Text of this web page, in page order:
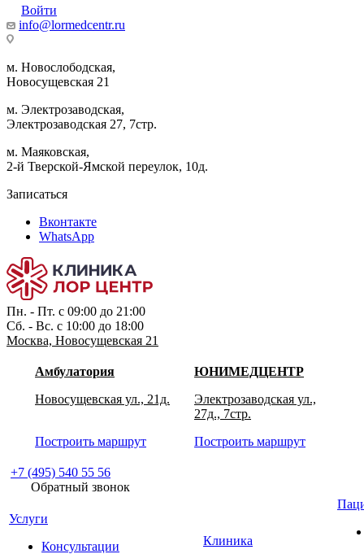
Войти
info@lormedcentr.ru
м. Новослободская,
Новосущевская 21
м. Электрозаводская,
Электрозаводская 27, 7стр.
м. Маяковская,
2-й Тверской-Ямской переулок, 10д.
Записаться
Вконтакте
WhatsApp
Пн. - Пт. с 09:00 до 21:00
Сб. - Вс. с 10:00 до 18:00
Москва, Новосущевская 21
Амбулатория
Новосущевская ул., 21д.
Построить маршрут
ЮНИМЕДЦЕНТР
Электрозаводская ул.,
27д., 7стр.
Построить маршрут
+7 (495) 540 55 56
Обратный звонок
Услуги
Консультации
Клиника